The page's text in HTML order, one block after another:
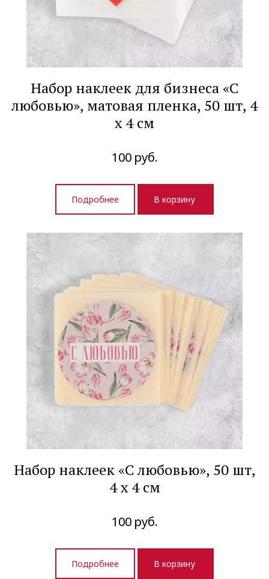
Набор наклеек для бизнеса «С
любовью», матовая пленка, 50 шт, 4
х 4 см
100 руб.
Подробнее В корзину
Набор наклеек «С любовью», 50 шт,
4 х 4 см
100 руб.
Подробнее В корзину